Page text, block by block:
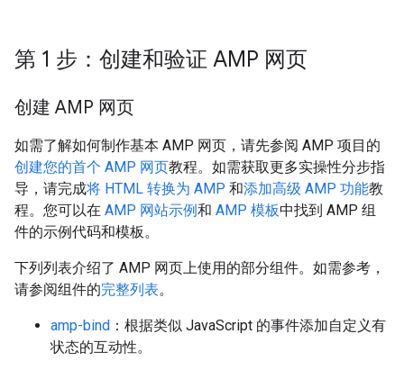
第 1 步：创建和验证 AMP 网页
创建 AMP 网页
如需了解如何制作基本 AMP 网页，请先参阅 AMP 项目的
创建您的首个 AMP 网页教程。如需获取更多实操性分步指
导，请完成将 HTML 转换为 AMP 和添加高级 AMP 功能教
程。您可以在 AMP 网站示例和 AMP 模板中找到 AMP 组
件的示例代码和模板。
下列列表介绍了 AMP 网页上使用的部分组件。如需参考，
请参阅组件的完整列表。
amp-bind ：根据类似 JavaScript 的事件添加自定义有
状态的互动性。